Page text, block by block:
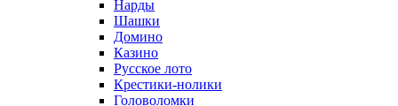
Нарды
Шашки
Домино
Казино
Русское лото
Крестики-нолики
Головоломки